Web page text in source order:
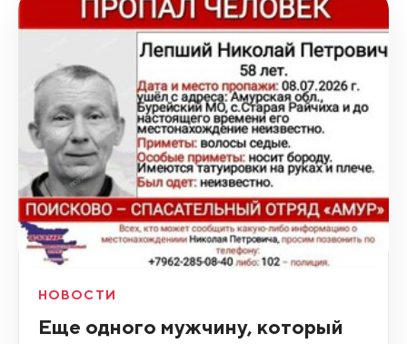
НОВОСТИ
Еще одного мужчину, который